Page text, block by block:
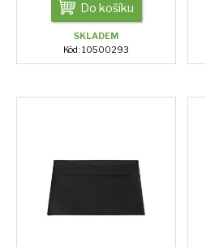
Do košíku
SKLADEM
Kód: 10500293